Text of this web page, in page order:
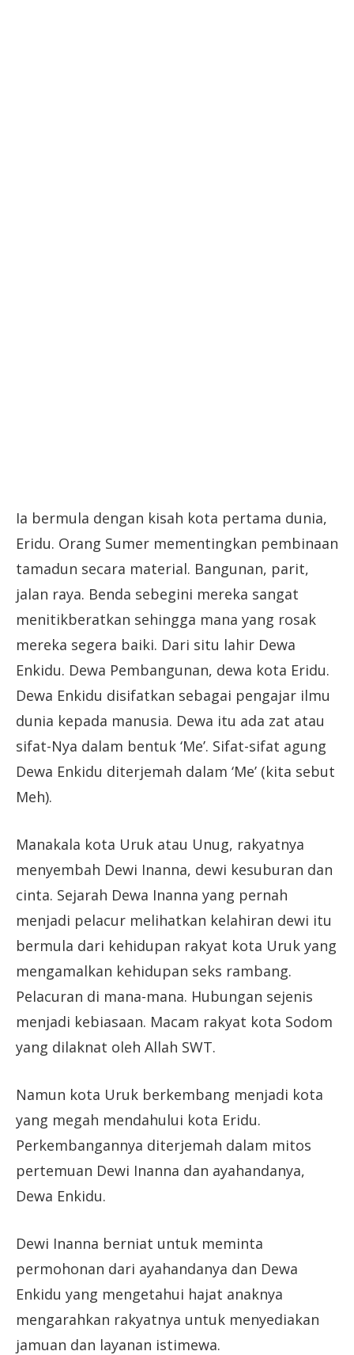
Ia bermula dengan kisah kota pertama dunia,
Eridu. Orang Sumer mementingkan pembinaan
tamadun secara material. Bangunan, parit,
jalan raya. Benda sebegini mereka sangat
menitikberatkan sehingga mana yang rosak
mereka segera baiki. Dari situ lahir Dewa
Enkidu. Dewa Pembangunan, dewa kota Eridu.
Dewa Enkidu disifatkan sebagai pengajar ilmu
dunia kepada manusia. Dewa itu ada zat atau
sifat-Nya dalam bentuk ‘Me’. Sifat-sifat agung
Dewa Enkidu diterjemah dalam ‘Me’ (kita sebut
Meh).
Manakala kota Uruk atau Unug, rakyatnya
menyembah Dewi Inanna, dewi kesuburan dan
cinta. Sejarah Dewa Inanna yang pernah
menjadi pelacur melihatkan kelahiran dewi itu
bermula dari kehidupan rakyat kota Uruk yang
mengamalkan kehidupan seks rambang.
Pelacuran di mana-mana. Hubungan sejenis
menjadi kebiasaan. Macam rakyat kota Sodom
yang dilaknat oleh Allah SWT.
Namun kota Uruk berkembang menjadi kota
yang megah mendahului kota Eridu.
Perkembangannya diterjemah dalam mitos
pertemuan Dewi Inanna dan ayahandanya,
Dewa Enkidu.
Dewi Inanna berniat untuk meminta
permohonan dari ayahandanya dan Dewa
Enkidu yang mengetahui hajat anaknya
mengarahkan rakyatnya untuk menyediakan
jamuan dan layanan istimewa.